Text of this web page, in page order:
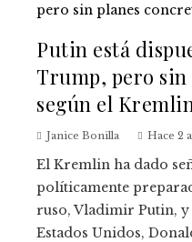
Putin está
Trump, pero sin
según el Kremlin
Janice Bonilla Hace 2
El Kremlin ha dado
políticamente
ruso, Vladimir Putin, y
Estados Unidos,